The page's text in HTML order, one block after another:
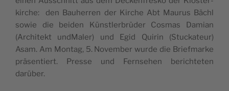
kir­che: den Bau­her­ren der Kir­che Abt Mau­rus Bächl
sowie die bei­den Kün­stler­brü­der Cosmas Damian
(Archi­tekt und­Ma­ler) und Egid Qui­rin (Stuc­ka­teur)
Asam. Am Mon­tag, 5. Novem­ber wur­de die Brie­f­mar­ke
prä­sen­tiert. Pres­se und Fern­se­hen beri­ch­te­ten
darüber.